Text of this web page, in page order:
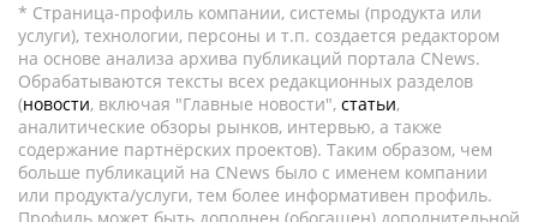
* Страница-профиль компании, системы (продукта или
услуги), технологии, персоны и т.п. создается редактором
на основе анализа архива публикаций портала CNews.
Обрабатываются тексты всех редакционных разделов
(новости, включая "Главные новости", статьи,
аналитические обзоры рынков, интервью, а также
содержание партнёрских проектов). Таким образом, чем
больше публикаций на CNews было с именем компании
или продукта/услуги, тем более информативен профиль.